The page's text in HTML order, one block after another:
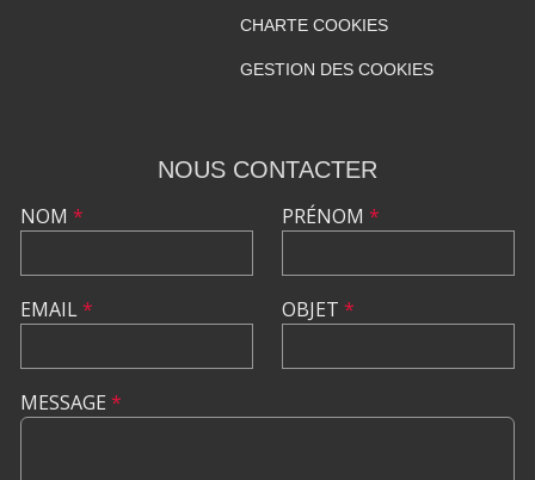
CHARTE COOKIES
GESTION DES COOKIES
NOUS CONTACTER
NOM *
EMAIL*
PRÉNOM *
OBJET *
MESSAGE *